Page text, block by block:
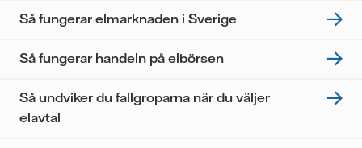
Så fungerar elmarknaden i Sverige
Så fungerar handeln på elbörsen
Så undviker du fallgroparna när du väljer
elavtal